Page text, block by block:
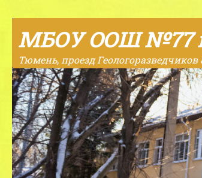
Skip to content
МБОУ ООШ №77
Тюмень, проезд Геологоразведчиков